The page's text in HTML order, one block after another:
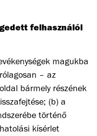
felhasználói
magukba
– az
bármely részének
(b) a
történő
kísérlet